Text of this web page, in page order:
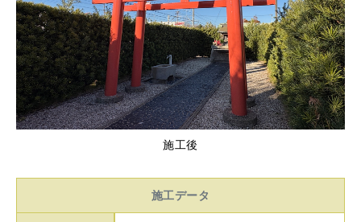
施工後
施工データ